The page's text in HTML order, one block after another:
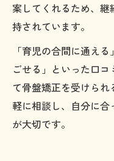
案してくれるため、
持されています。
「育児の合間に通え
ごせる」といった口
て骨盤矯正を受けら
軽に相談し、自分に
が大切です。